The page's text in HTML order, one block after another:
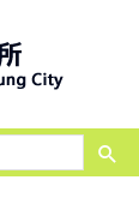
尋